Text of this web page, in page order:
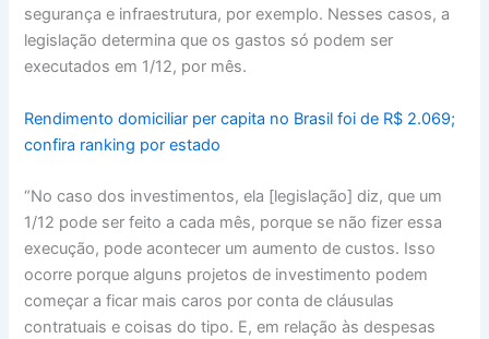
segurança e infraestrutura, por exemplo. Nesses casos, a
legislação determina que os gastos só podem ser
executados em 1/12, por mês.
Rendimento domiciliar per capita no Brasil foi de R$ 2.069;
confira ranking por estado
“No caso dos investimentos, ela [legislação] diz, que um
1/12 pode ser feito a cada mês, porque se não fizer essa
execução, pode acontecer um aumento de custos. Isso
ocorre porque alguns projetos de investimento podem
começar a ficar mais caros por conta de cláusulas
contratuais e coisas do tipo. E, em relação às despesas